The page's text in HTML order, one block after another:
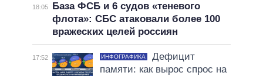
18:05
База ФСБ и 6 судов «теневого
флота»: СБС атаковали более 100
вражеских целей россиян
17:52 ИНФОГРАФИКА
Дефицит
памяти: как вырос спрос на